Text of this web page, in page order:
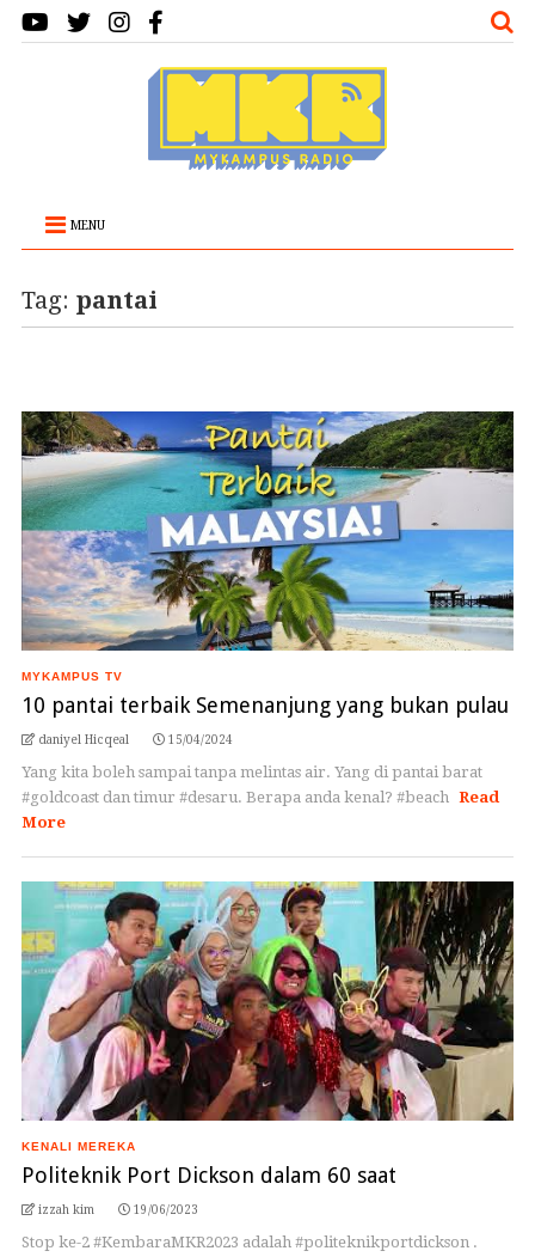
MENU
Tag: pantai
MYKAMPUS TV
10 pantai terbaik Semenanjung yang bukan pulau
daniyel Hicqeal 15/04/2024
Yang kita boleh sampai tanpa melintas air. Yang di pantai barat
#goldcoast dan timur #desaru. Berapa anda kenal? #beach Read
More
KENALI MEREKA
Politeknik Port Dickson dalam 60 saat
izzah kim 19/06/2023
Stop ke-2 #KembaraMKR2023 adalah #politeknikportdickson .